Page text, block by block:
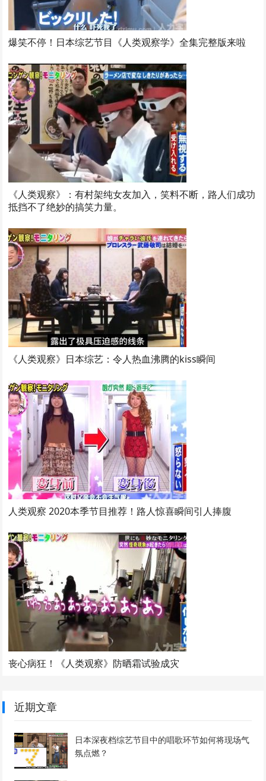
爆笑不停！日本综艺节目《人类观察学》全集完整版来啦
《人类观察》：有村架纯女友加入，笑料不断，路人们成功
抵挡不了绝妙的搞笑力量。
《人类观察》日本综艺：令人热血沸腾的kiss瞬间
人类观察 2020本季节目推荐！路人惊喜瞬间引人捧腹
丧心病狂！《人类观察》防晒霜试验成灾
近期文章
日本深夜档综艺节目中的唱歌环节如何将现场气
氛点燃？